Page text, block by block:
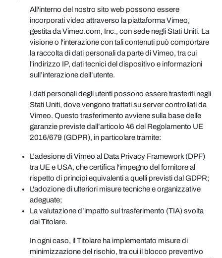
All'interno del nostro sito web possono essere
incorporati video attraverso la piattaforma Vimeo,
gestita da Vimeo.com, Inc., con sede negli Stati Uniti. La
visione o l'interazione con tali contenuti può comportare
la raccolta di dati personali da parte di Vimeo, tra cui
l'indirizzo IP, dati tecnici del dispositivo e informazioni
sull’interazione dell’utente.
I dati personali degli utenti possono essere trasferiti negli
Stati Uniti, dove vengono trattati su server controllati da
Vimeo. Questo trasferimento avviene sulla base delle
garanzie previste dall’articolo 46 del Regolamento UE
2016/679 (GDPR), in particolare tramite:
L’adesione di Vimeo al Data Privacy Framework (DPF)
tra UE e USA, che certifica l'impegno del fornitore al
rispetto di principi equivalenti a quelli previsti dal GDPR;
L'adozione di ulteriori misure tecniche e organizzative
adeguate;
La valutazione d’impatto sul trasferimento (TIA) svolta
dal Titolare.
In ogni caso, il Titolare ha implementato misure di
minimizzazione del rischio, tra cui il blocco preventivo